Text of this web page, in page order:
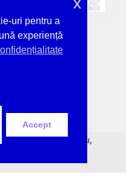
tipărit din Bacău,
uri pentru a
experiență
Accept